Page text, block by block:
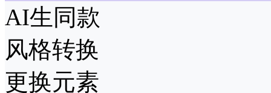
AI生同款
风格转换
更换元素